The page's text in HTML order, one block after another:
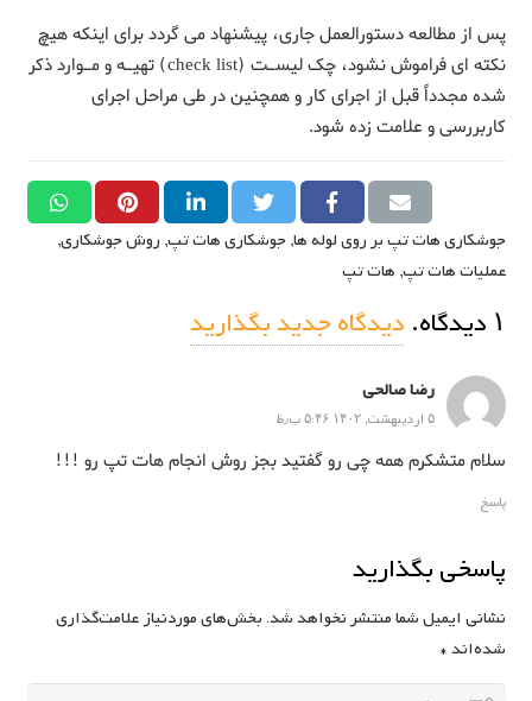
پس از مطالعه دستورالعمل جاری، پیشنهاد می گردد برای اینکه هیچ
نکته ای فراموش نشود، چک لیسـت (check list) تهیـه و مـوارد ذکر
شده مجدداً قبل از اجرای کار و همچنین در طی مراحل اجرای
کاربررسی و علامت زده شود.
جوشکاري هات تپ بر روي لوله ها,جوشکاری هات تپ, روش جوشکاري,
عملیات هات تپ, هات تپ
۱ دیدگاه. دیدگاه جدید بگذارید
رضا صالحی
۵ اردیبهشت, ۱۴۰۲ ۵:۴۶ ب٫ظ
سلام متشکرم همه چی رو گفتید بجز روش انجام هات تپ رو !!!
پاسخ
پاسخی بگذارید
نشانی ایمیل شما منتشر نخواهد شد.بخش‌های موردنیاز علامت‌گذاری
شده‌اند*